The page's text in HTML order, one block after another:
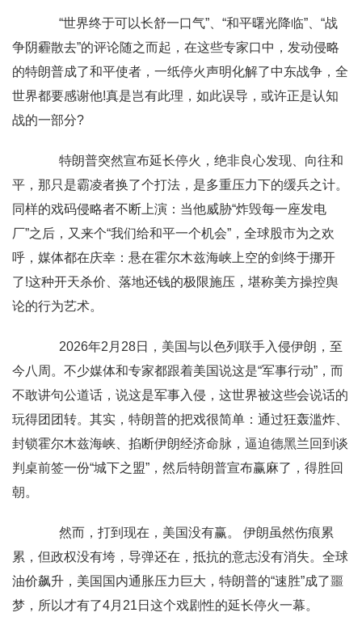
“世界终于可以长舒一口气”、“和平曙光降临”、“战
争阴霾散去”的评论随之而起，在这些专家口中，发动侵略
的特朗普成了和平使者，一纸停火声明化解了中东战争，全
世界都要感谢他!真是岂有此理，如此误导，或许正是认知
战的一部分?
特朗普突然宣布延长停火，绝非良心发现、向往和
平，那只是霸凌者换了个打法，是多重压力下的缓兵之计。
同样的戏码侵略者不断上演：当他威胁“炸毁每一座发电
厂”之后，又来个“我们给和平一个机会”，全球股市为之欢
呼，媒体都在庆幸：悬在霍尔木兹海峡上空的剑终于挪开
了!这种开天杀价、落地还钱的极限施压，堪称美方操控舆
论的行为艺术。
2026年2月28日，美国与以色列联手入侵伊朗，至
今八周。不少媒体和专家都跟着美国说这是“军事行动”，而
不敢讲句公道话，说这是军事入侵，这世界被这些会说话的
玩得团团转。其实，特朗普的把戏很简单：通过狂轰滥炸、
封锁霍尔木兹海峡、掐断伊朗经济命脉，逼迫德黑兰回到谈
判桌前签一份“城下之盟”，然后特朗普宣布赢麻了，得胜回
朝。
然而，打到现在，美国没有赢。 伊朗虽然伤痕累
累，但政权没有垮，导弹还在，抵抗的意志没有消失。全球
油价飙升，美国国内通胀压力巨大，特朗普的“速胜”成了噩
梦，所以才有了4月21日这个戏剧性的延长停火一幕。